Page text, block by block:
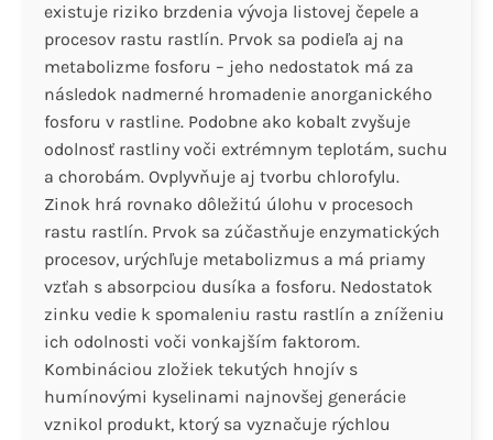
existuje riziko brzdenia vývoja listovej čepele a
procesov rastu rastlín. Prvok sa podieľa aj na
metabolizme fosforu – jeho nedostatok má za
následok nadmerné hromadenie anorganického
fosforu v rastline. Podobne ako kobalt zvyšuje
odolnosť rastliny voči extrémnym teplotám, suchu
a chorobám. Ovplyvňuje aj tvorbu chlorofylu.
Zinok hrá rovnako dôležitú úlohu v procesoch
rastu rastlín. Prvok sa zúčastňuje enzymatických
procesov, urýchľuje metabolizmus a má priamy
vzťah s absorpciou dusíka a fosforu. Nedostatok
zinku vedie k spomaleniu rastu rastlín a zníženiu
ich odolnosti voči vonkajším faktorom.
Kombináciou zložiek tekutých hnojív s
humínovými kyselinami najnovšej generácie
vznikol produkt, ktorý sa vyznačuje rýchlou